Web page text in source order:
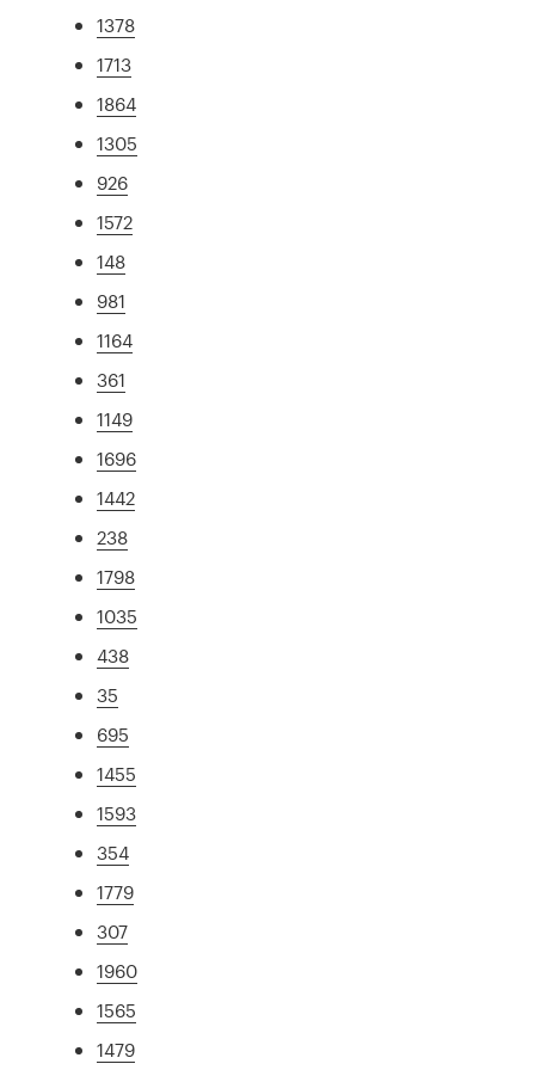
1378
1713
1864
1305
926
1572
148
981
1164
361
1149
1696
1442
238
1798
1035
438
35
695
1455
1593
354
1779
307
1960
1565
1479